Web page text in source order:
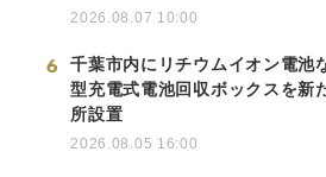
2026.08.07 10:00
6
千葉市内にリチウムイオン電池
型充電式電池回収ボックスを新
所設置
2026.08.05 16:00